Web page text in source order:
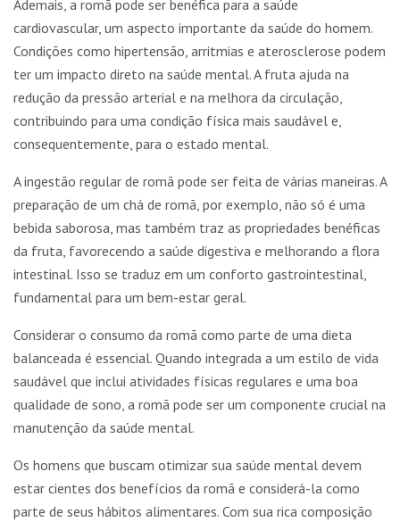
Ademais, a romã pode ser benéfica para a saúde
cardiovascular, um aspecto importante da saúde do homem.
Condições como hipertensão, arritmias e aterosclerose podem
ter um impacto direto na saúde mental. A fruta ajuda na
redução da pressão arterial e na melhora da circulação,
contribuindo para uma condição física mais saudável e,
consequentemente, para o estado mental.
A ingestão regular de romã pode ser feita de várias maneiras. A
preparação de um chá de romã, por exemplo, não só é uma
bebida saborosa, mas também traz as propriedades benéficas
da fruta, favorecendo a saúde digestiva e melhorando a flora
intestinal. Isso se traduz em um conforto gastrointestinal,
fundamental para um bem-estar geral.
Considerar o consumo da romã como parte de uma dieta
balanceada é essencial. Quando integrada a um estilo de vida
saudável que inclui atividades físicas regulares e uma boa
qualidade de sono, a romã pode ser um componente crucial na
manutenção da saúde mental.
Os homens que buscam otimizar sua saúde mental devem
estar cientes dos benefícios da romã e considerá-la como
parte de seus hábitos alimentares. Com sua rica composição